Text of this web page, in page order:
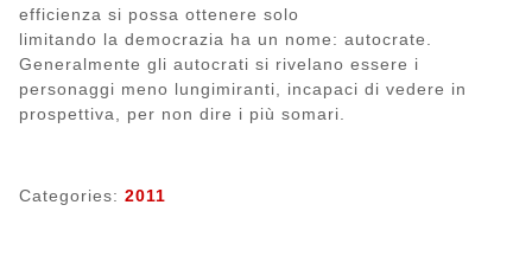
efficienza si possa ottenere solo
limitando la democrazia ha un nome: autocrate.
Generalmente gli autocrati si rivelano essere i
personaggi meno lungimiranti, incapaci di vedere in
prospettiva, per non dire i più somari.
Categories: 2011